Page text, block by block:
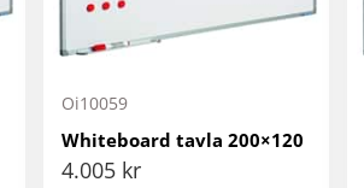
Oi10059
Whiteboard tavla 200×120
4.005 kr